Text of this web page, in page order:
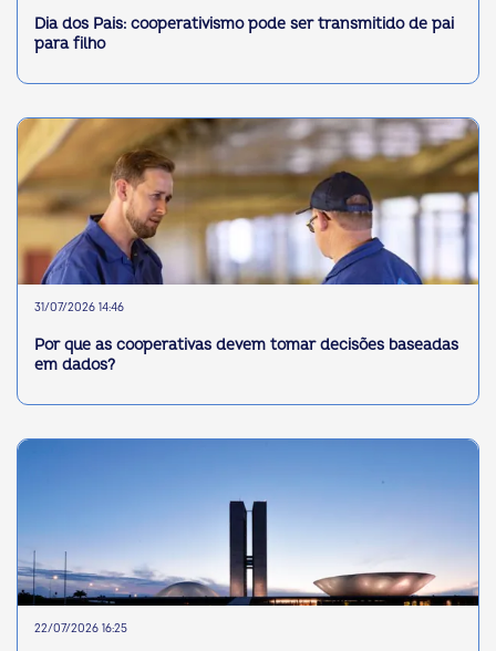
Dia dos Pais: cooperativismo pode ser transmitido de pai
para filho
31/07/2026 14:46
Por que as cooperativas devem tomar decisões baseadas
em dados?
22/07/2026 16:25